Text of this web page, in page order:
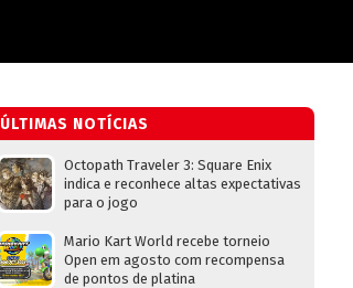
ÚLTIMAS NOTÍCIAS
Octopath Traveler 3: Square Enix
indica e reconhece altas expectativas
para o jogo
Mario Kart World recebe torneio
Open em agosto com recompensa
de pontos de platina